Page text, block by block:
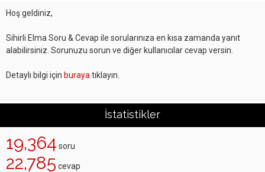
Hoş geldiniz,
Sihirli Elma Soru & Cevap ile sorularınıza en kısa zamanda yanıt
alabilirsiniz. Sorunuzu sorun ve diğer kullanıcılar cevap versin.
Detaylı bilgi için buraya tıklayın.
İstatistikler
19,364 soru
22,785 cevap